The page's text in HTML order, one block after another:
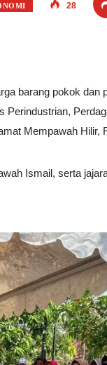
28
barang pokok dan
Mempawah Hilir,
Ismail, serta